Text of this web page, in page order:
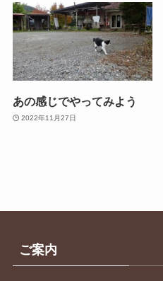
あの感じでやってみよう
2022年11月27日
ご案内